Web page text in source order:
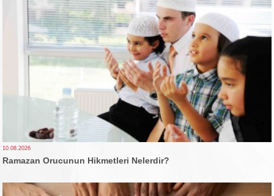
10.08.2026
Ramazan Orucunun Hikmetleri Nelerdir?